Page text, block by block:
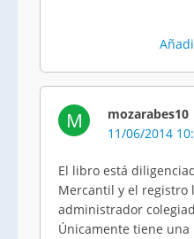
M
mozarabes10
11/06/2014
El libro está
Mercantil y el registro
administrador
Únicamente tiene